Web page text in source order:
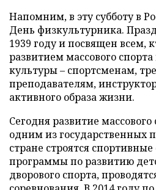
Напомним, в эту субботу в
День физкультурника.
1939 году и посвящен всем,
развитием массового
культуры – спортсменам,
преподавателям,
активного образа жизни.
Сегодня развитие массового
одним из государственных
стране строятся
программы по развитию
дворового спорта,